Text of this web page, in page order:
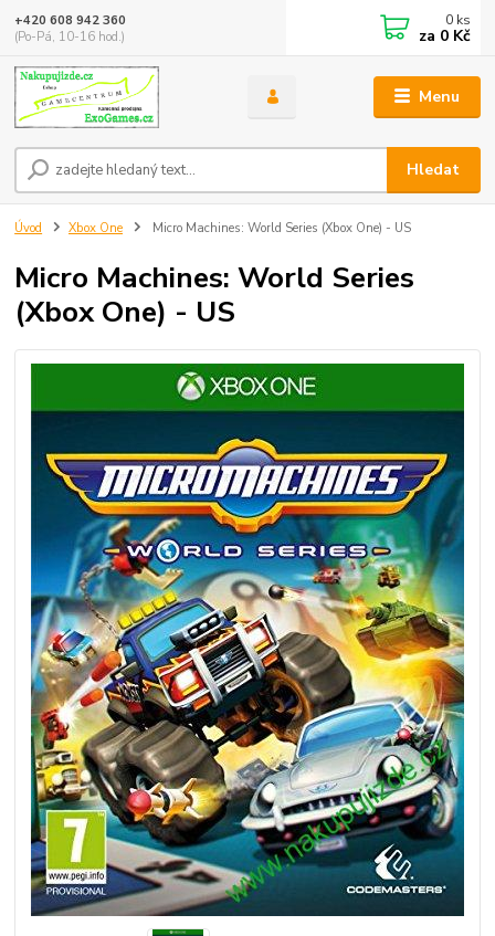
Menu
Hledat
+420 608 942 360
(Po-Pá, 10-16 hod.)
0 ks
za 0 Kč
Úvod Xbox One Micro Machines: World Series (Xbox One) - US
Micro Machines: World Series
(Xbox One) - US